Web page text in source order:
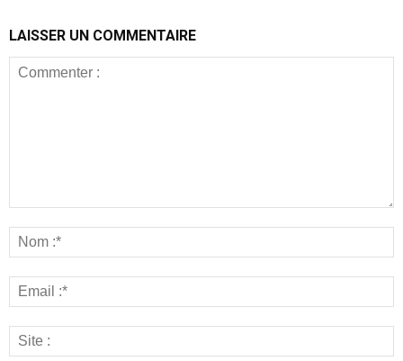
LAISSER UN COMMENTAIRE